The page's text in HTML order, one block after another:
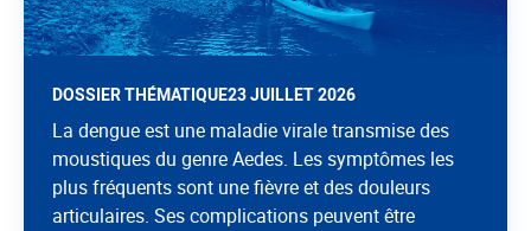
DOSSIER THÉMATIQUE23 JUILLET 2026
La dengue est une maladie virale transmise des
moustiques du genre Aedes. Les symptômes les
plus fréquents sont une fièvre et des douleurs
articulaires. Ses complications peuvent être